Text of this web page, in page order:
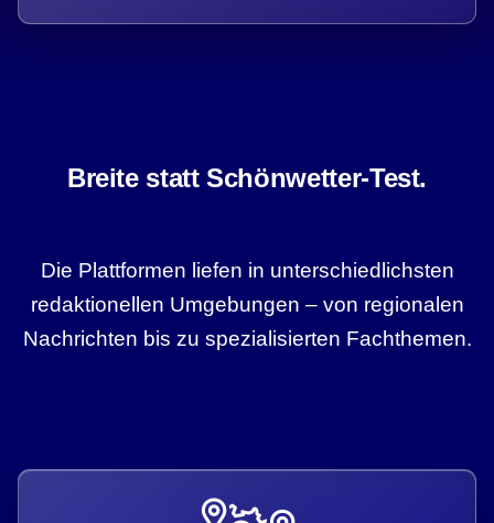
Breite statt Schönwetter-Test.
Die Plattformen liefen in unterschiedlichsten
redaktionellen Umgebungen – von regionalen
Nachrichten bis zu spezialisierten Fachthemen.